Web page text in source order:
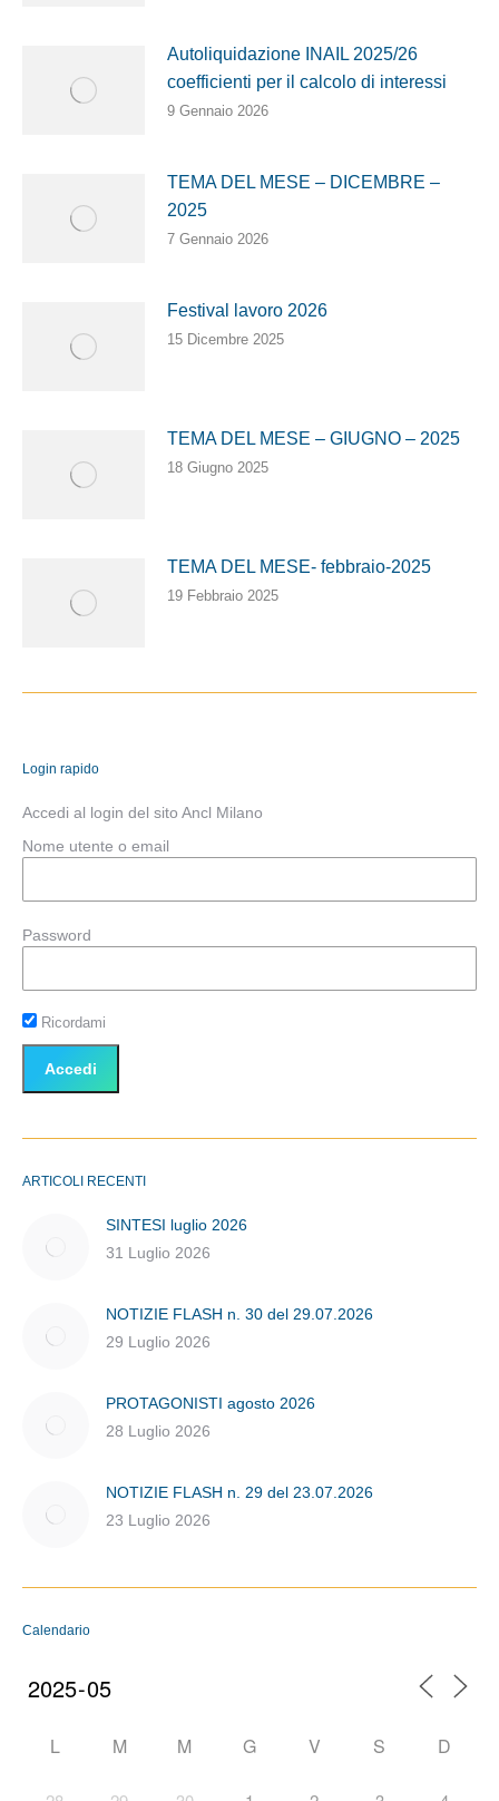
Autoliquidazione INAIL 2025/26
coefficienti per il calcolo di interessi
9 Gennaio 2026
TEMA DEL MESE – DICEMBRE –
2025
7 Gennaio 2026
Festival lavoro 2026
15 Dicembre 2025
TEMA DEL MESE – GIUGNO – 2025
18 Giugno 2025
TEMA DEL MESE- febbraio-2025
19 Febbraio 2025
Login rapido
Accedi al login del sito Ancl Milano
Nome utente o email
Password
Ricordami
ARTICOLI RECENTI
SINTESI luglio 2026
31 Luglio 2026
NOTIZIE FLASH n. 30 del 29.07.2026
29 Luglio 2026
PROTAGONISTI agosto 2026
28 Luglio 2026
NOTIZIE FLASH n. 29 del 23.07.2026
23 Luglio 2026
Calendario
L M M G V S D